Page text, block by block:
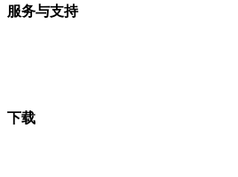
服务与支持
下载